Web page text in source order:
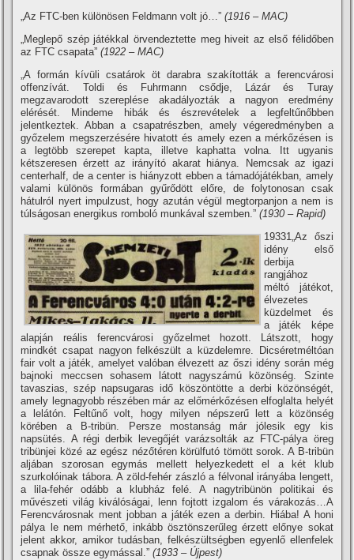
„Az FTC-ben különösen Feldmann volt jó…”(1916 – MAC)
„Meglepő szép játékkal örvendeztette meg hiveit az első félidőben
az FTC csapata”(1922 – MAC)
„A formán kí­vüli csatárok öt darabra szakí­tották a ferencvárosi
offenzí­vát. Toldi és Fuhrmann csődje, Lázár és Turay
megzavarodott szereplése akadályozták a nagyon eredmény
elérését. Mindeme hibák és észrevételek a legfeltűnőbben
jelentkeztek. Abban a csapatrészben, amely végeredményben a
győzelem megszerzésére hivatott és amely ezen a mérkőzésen is
a legtöbb szerepet kapta, illetve kaphatta volna. Itt ugyanis
kétszeresen érzett az irányí­tó akarat hiánya. Nemcsak az igazi
centerhalf, de a center is hiányzott ebben a támadójátékban, amely
valami különös formában gyűrődött előre, de folytonosan csak
hátulról nyert impulzust, hogy azután végül megtorpanjon a nem is
túlságosan energikus romboló munkával szemben.”(1930 – Rapid)
19331„Az őszi
idény első
derbija
rangjához
méltó játékot,
élvezetes
küzdelmet és
a játék képe
alapján reális ferencvárosi győzelmet hozott. Látszott, hogy
mindkét csapat nagyon felkészült a küzdelemre. Dicséretméltóan
fair volt a játék, amelyet valóban élvezett az őszi idény során még
bajnoki meccsen sohasem látott nagyszámú közönség. Szinte
tavaszias, szép napsugaras idő köszöntötte a derbi közönségét,
amely legnagyobb részében már az előmérkőzésen elfoglalta helyét
a lelátón. Feltűnő volt, hogy milyen népszerű lett a közönség
körében a B-tribün. Persze mostanság már jólesik egy kis
napsütés. A régi derbik levegőjét varázsolták az FTC-pálya öreg
tribünjei közé az egész nézőtéren körülfutó tömött sorok. A B-tribün
aljában szorosan egymás mellett helyezkedett el a két klub
szurkolóinak tábora. A zöld-fehér zászló a félvonal irányába lengett,
a lila-fehér odább a klubház felé. A nagytribünön politikai és
művészeti világ kiválóságai, lenn fojtott izgalom és várakozás…A
Ferencvárosnak ment jobban a játék ezen a derbin. Hiába! A honi
pálya le nem mérhető, inkább ösztönszerűleg érzett előnye sokat
jelent akkor, amikor tudásban, felkészültségben egyenlő ellenfelek
csapnak össze egymással.” (1933 – Újpest)